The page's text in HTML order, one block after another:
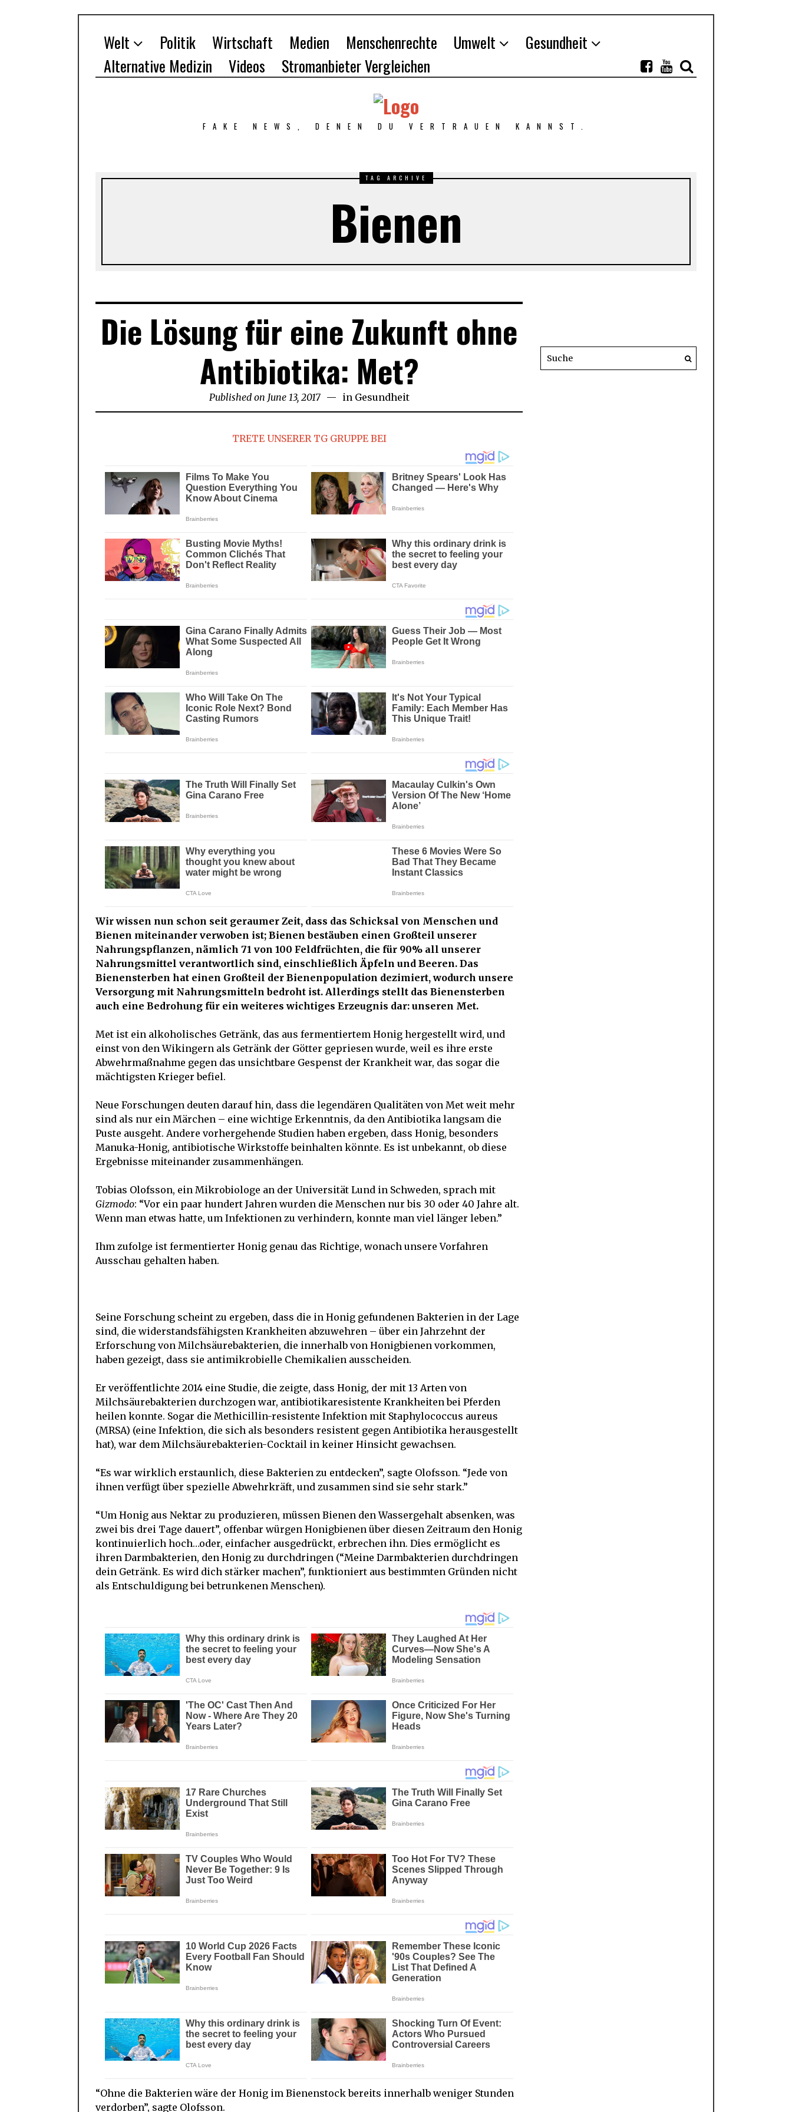
Welt Politik Wirtschaft Medien Menschenrechte Umwelt
Gesundheit
Alternative Medizin
Videos Stromanbieter Vergleichen
FAKE NEWS, DENEN DU VERTRAUEN KANNST.
TAG ARCHIVE
Bienen
Die Lösung für eine Zukunft ohne
Antibiotika: Met?
Published on June 13, 2017June
13,
in Gesundheit
TRETE UNSERER TG GRUPPE BEI
Wir wissen nun schon seit geraumer Zeit, dass das Schicksal von Menschen und
Bienen miteinander verwoben ist; Bienen bestäuben einen Großteil unserer
Nahrungspflanzen, nämlich 71 von 100 Feldfrüchten, die für 90% all unserer
Nahrungsmittel verantwortlich sind, einschließlich Äpfeln und Beeren. Das
Bienensterben hat einen Großteil der Bienenpopulation dezimiert, wodurch unsere
Versorgung mit Nahrungsmitteln bedroht ist. Allerdings stellt das Bienensterben
auch eine Bedrohung für ein weiteres wichtiges Erzeugnis dar: unseren Met.
Met ist ein alkoholisches Getränk, das aus fermentiertem Honig hergestellt wird, und
einst von den Wikingern als Getränk der Götter gepriesen wurde, weil es ihre erste
Abwehrmaßnahme gegen das unsichtbare Gespenst der Krankheit war, das sogar die
mächtigsten Krieger befiel.
Neue Forschungen deuten darauf hin, dass die legendären Qualitäten von Met weit mehr
sind als nur ein Märchen – eine wichtige Erkenntnis, da den Antibiotika langsam die
Puste ausgeht. Andere vorhergehende Studien haben ergeben, dass Honig, besonders
Manuka-Honig, antibiotische Wirkstoffe beinhalten könnte. Es ist unbekannt, ob diese
Ergebnisse miteinander zusammenhängen.
Tobias Olofsson, ein Mikrobiologe an der Universität Lund in Schweden, sprach mit
Gizmodo: “Vor ein paar hundert Jahren wurden die Menschen nur bis 30 oder 40 Jahre alt.
Wenn man etwas hatte, um Infektionen zu verhindern, konnte man viel länger leben.”
Ihm zufolge ist fermentierter Honig genau das Richtige, wonach unsere Vorfahren
Ausschau gehalten haben.
Seine Forschung scheint zu ergeben, dass die in Honig gefundenen Bakterien in der Lage
sind, die widerstandsfähigsten Krankheiten abzuwehren – über ein Jahrzehnt der
Erforschung von Milchsäurebakterien, die innerhalb von Honigbienen vorkommen,
haben gezeigt, dass sie antimikrobielle Chemikalien ausscheiden.
Er veröffentlichte 2014 eine Studie, die zeigte, dass Honig, der mit 13 Arten von
Milchsäurebakterien durchzogen war, antibiotikaresistente Krankheiten bei Pferden
heilen konnte. Sogar die Methicillin-resistente Infektion mit Staphylococcus aureus
(MRSA) (eine Infektion, die sich als besonders resistent gegen Antibiotika herausgestellt
hat), war dem Milchsäurebakterien-Cocktail in keiner Hinsicht gewachsen.
“Es war wirklich erstaunlich, diese Bakterien zu entdecken”, sagte Olofsson. “Jede von
ihnen verfügt über spezielle Abwehrkräft, und zusammen sind sie sehr stark.”
“Um Honig aus Nektar zu produzieren, müssen Bienen den Wassergehalt absenken, was
zwei bis drei Tage dauert”, offenbar würgen Honigbienen über diesen Zeitraum den Honig
kontinuierlich hoch…oder, einfacher ausgedrückt, erbrechen ihn. Dies ermöglicht es
ihren Darmbakterien, den Honig zu durchdringen (“Meine Darmbakterien durchdringen
dein Getränk. Es wird dich stärker machen”, funktioniert aus bestimmten Gründen nicht
als Entschuldigung bei betrunkenen Menschen).
“Ohne die Bakterien wäre der Honig im Bienenstock bereits innerhalb weniger Stunden
verdorben”, sagte Olofsson.